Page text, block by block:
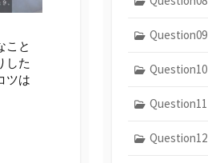
こと
した
ツは
Question09
Question10
Question11
Question12